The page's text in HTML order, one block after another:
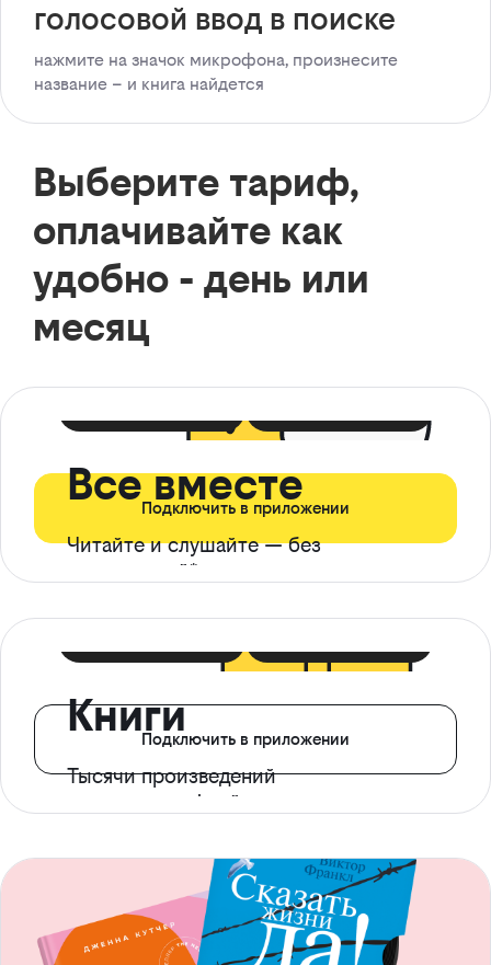
голосовой ввод в поиске
нажмите на значок микрофона, произнесите
название – и книга найдется
Выберите тариф,
оплачивайте как
удобно - день или
месяц
Все вместе
Читайте и слушайте — без
ограничений*
Подключить в приложении
Книги
Тысячи произведений
с доступом офлайн
Подключить в приложении